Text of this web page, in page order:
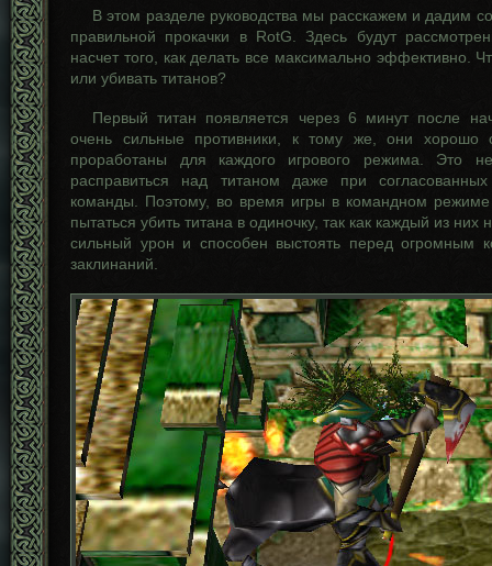
В этом разделе руководства мы расскажем и дадим
правильной прокачки в RotG. Здесь будут
насчет того, как делать все максимально эффективно.
или убивать титанов?
Первый титан появляется через 6 минут после
очень сильные противники, к тому же, они хорошо
проработаны для каждого игрового режима. Это
расправиться над титаном даже при
команды. Поэтому, во время игры в командном режиме
пытаться убить титана в одиночку, так как каждый из них
сильный урон и способен выстоять перед огромным
заклинаний.